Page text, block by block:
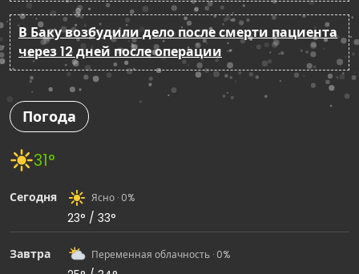
В Баку возбудили дело после смерти пациента
через 12 дней после операции
Погода
31°
Сегодня Ясно · 0%
23° / 33°
Завтра Переменная облачность · 0%